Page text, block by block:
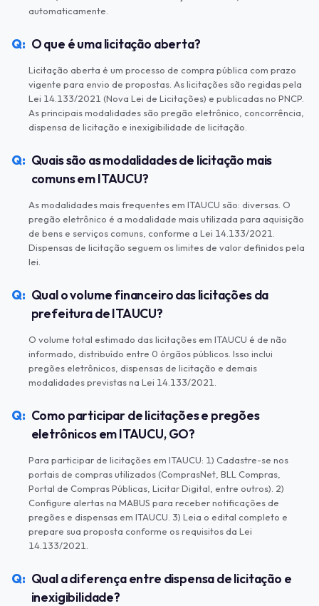
automaticamente.
O que é uma licitação aberta?
Licitação aberta é um processo de compra pública com prazo
vigente para envio de propostas. As licitações são regidas pela
Lei 14.133/2021 (Nova Lei de Licitações) e publicadas no PNCP.
As principais modalidades são pregão eletrônico, concorrência,
dispensa de licitação e inexigibilidade de licitação.
Quais são as modalidades de licitação mais
comuns em ITAUCU?
As modalidades mais frequentes em ITAUCU são: diversas. O
pregão eletrônico é a modalidade mais utilizada para aquisição
de bens e serviços comuns, conforme a Lei 14.133/2021.
Dispensas de licitação seguem os limites de valor definidos pela
lei.
Qual o volume financeiro das licitações da
prefeitura de ITAUCU?
O volume total estimado das licitações em ITAUCU é de não
informado, distribuído entre 0 órgãos públicos. Isso inclui
pregões eletrônicos, dispensas de licitação e demais
modalidades previstas na Lei 14.133/2021.
Como participar de licitações e pregões
eletrônicos em ITAUCU, GO?
Para participar de licitações em ITAUCU: 1) Cadastre-se nos
portais de compras utilizados (ComprasNet, BLL Compras,
Portal de Compras Públicas, Licitar Digital, entre outros). 2)
Configure alertas na MABUS para receber notificações de
pregões e dispensas em ITAUCU. 3) Leia o edital completo e
prepare sua proposta conforme os requisitos da Lei
14.133/2021.
Qual a diferença entre dispensa de licitação e
inexigibilidade?